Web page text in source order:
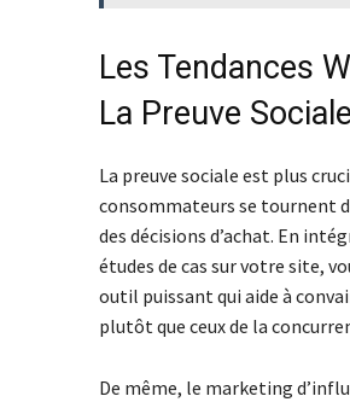
Les Tendances
La Preuve
La preuve sociale est plus
consommateurs se tournent
des décisions d’achat. En
études de cas sur votre site,
outil puissant qui aide à
plutôt que ceux de la
De même, le marketing